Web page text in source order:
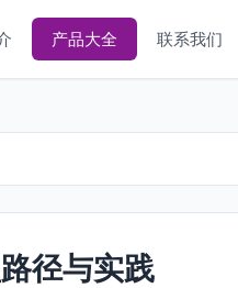
产品大全 联系我们
径与实践